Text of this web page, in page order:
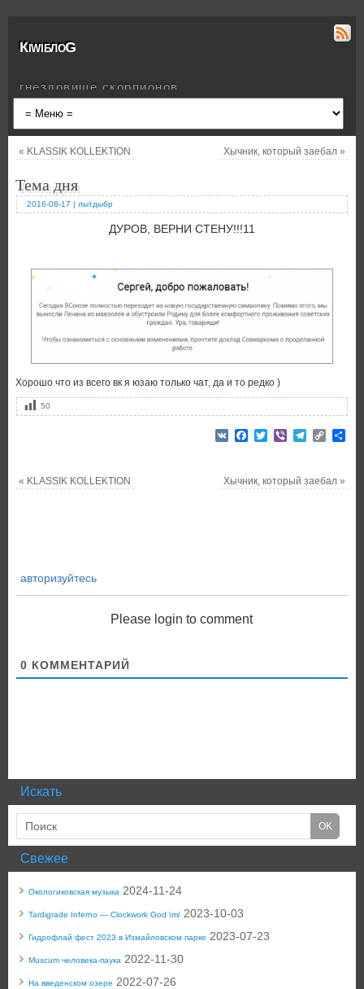
КiwiблоG
гнездовище скорпионов
« KLASSIK KOLLEKTION Хычник, который заебал»
Тема дня
2016-08-17 | лытдыбр
ДУРОВ, ВЕРНИ СТЕНУ!!!11
Хорошо что из всего вк я юзаю только чат, да и то редко )
50
VK Facebook
TwitterViberTelegram
Copy
« KLASSIK KOLLEKTION Хычник, который заебал»
авторизуйтесь
Please login to comment
0 КОММЕНТАРИЙ
Искать
Свежее
Окологиковская музыка 2024-11-24
Tardigrade Inferno — Clockwork God \m/ 2023-10-03
Гидрофлай фест 2023 в Измайловском парке 2023-07-23
Muscum человека-паука 2022-11-30
На введенском озере 2022-07-26